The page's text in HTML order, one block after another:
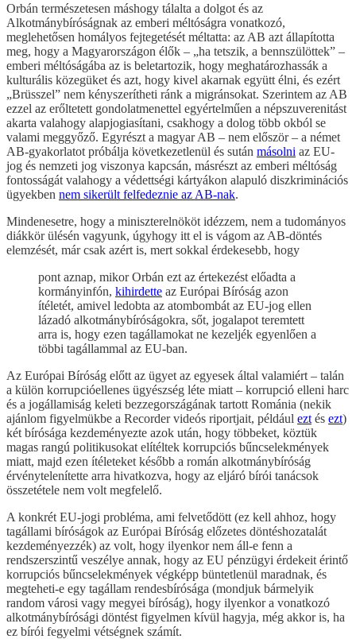
Orbán természetesen máshogy tálalta a dolgot és az
Alkotmánybíróságnak az emberi méltóságra vonatkozó,
meglehetősen homályos fejtegetését méltatta: az AB azt állapította
meg, hogy a Magyarországon élők – „ha tetszik, a bennszülöttek” –
emberi méltóságába az is beletartozik, hogy meghatározhassák a
kulturális közegüket és azt, hogy kivel akarnak együtt élni, és ezért
„Brüsszel” nem kényszerítheti ránk a migránsokat. Szerintem az AB
ezzel az erőltetett gondolatmenettel egyértelműen a népszuverenitást
akarta valahogy alapjogiasítani, csakhogy a dolog több okból se
valami meggyőző. Egyrészt a magyar AB – nem először – a német
AB-gyakorlatot próbálja következetlenül és sután másolni az EU-
jog és nemzeti jog viszonya kapcsán, másrészt az emberi méltóság
fontosságát valahogy a védettségi kártyákon alapuló diszkriminációs
ügyekben nem sikerült felfedeznie az AB-nak.
Mindenesetre, hogy a miniszterelnököt idézzem, nem a tudományos
diákkör ülésén vagyunk, úgyhogy itt el is vágom az AB-döntés
elemzését, már csak azért is, mert sokkal érdekesebb, hogy
pont aznap, mikor Orbán ezt az értekezést előadta a
kormányinfón, kihirdette az Európai Bíróság azon
ítéletét, amivel ledobta az atombombát az EU-jog ellen
lázadó alkotmánybíróságokra, sőt, jogalapot teremtett
arra is, hogy ezen tagállamokat ne kezeljék egyenlően a
többi tagállammal az EU-ban.
Az Európai Bíróság előtt az ügyet az egyesek által valamiért – talán
a külön korrupcióellenes ügyészség léte miatt – korrupció elleni harc
és a jogállamiság keleti bezzegországának tartott Románia (nekik
ajánlom figyelmükbe a Recorder videós riportjait, például ezt és ezt)
két bírósága kezdeményezte azok után, hogy többeket, köztük
magas rangú politikusokat elítéltek korrupciós bűncselekmények
miatt, majd ezen ítéleteket később a román alkotmánybíróság
érvénytelenítette arra hivatkozva, hogy az eljáró bírói tanácsok
összetétele nem volt megfelelő.
A konkrét EU-jogi probléma, ami felvetődött (ez kell ahhoz, hogy
tagállami bíróságok az Európai Bíróság előzetes döntéshozatalát
kezdeményezzék) az volt, hogy ilyenkor nem áll-e fenn a
rendszerszintű veszélye annak, hogy az EU pénzügyi érdekeit érintő
korrupciós bűncselekmények végképp büntetlenül maradnak, és
megteheti-e egy tagállam rendesbírósága (mondjuk bármelyik
random városi vagy megyei bíróság), hogy ilyenkor a vonatkozó
alkotmánybírósági döntést figyelmen kívül hagyja, még akkor is, ha
ez bírói fegyelmi vétségnek számít.